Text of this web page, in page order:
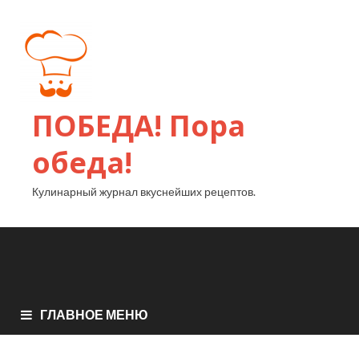
ПОБЕДА! Пора
обеда!
Кулинарный журнал вкуснейших рецептов.
ГЛАВНОЕ МЕНЮ